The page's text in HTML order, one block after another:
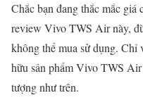
Chắc bạn đang thắc mắc giá
review Vivo TWS Air này,
không thể mua sử dụng.
hữu sản phẩm Vivo TWS
tượng như trên.